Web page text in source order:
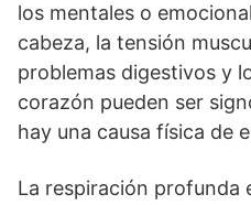
los mentales o
cabeza, la tensión
problemas digestivos y
corazón pueden ser
hay una causa física de
La respiración profunda